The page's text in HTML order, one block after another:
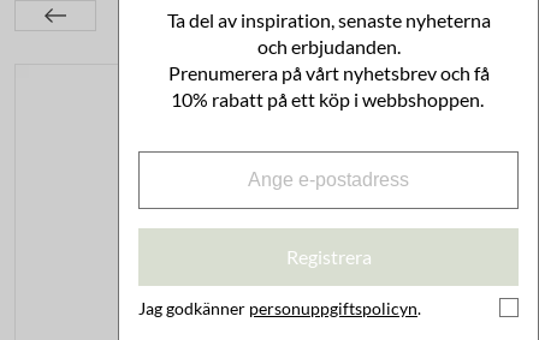
Linoljesåpa Spray Lavendel
Ta del av inspiration, senaste nyheterna
och erbjudanden.
Prenumerera på vårt nyhetsbrev och få
10% rabatt på ett köp i webbshoppen.
Registrera
Jag godkänner personuppgiftspolicyn.